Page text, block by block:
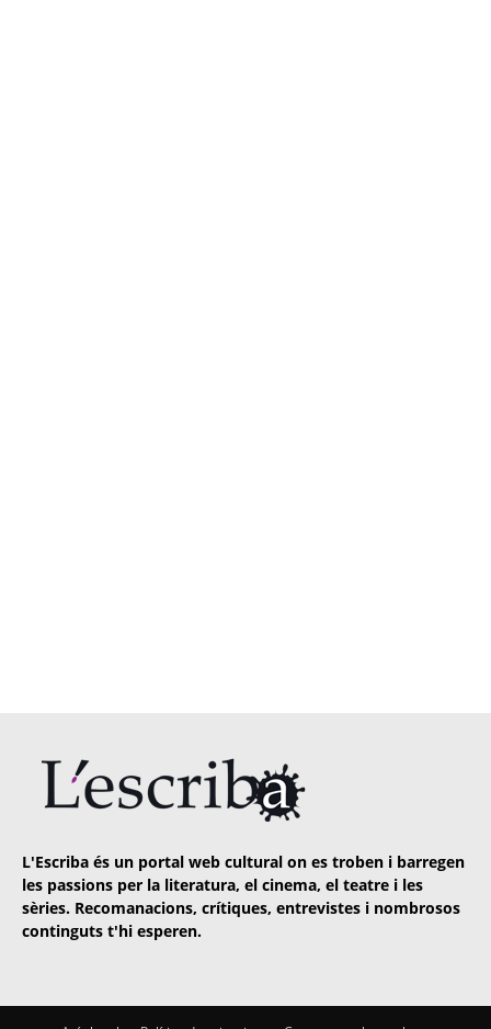
L'Escriba és un portal web cultural on es troben i barregen
les passions per la literatura, el cinema, el teatre i les
sèries. Recomanacions, crítiques, entrevistes i nombrosos
continguts t'hi esperen.